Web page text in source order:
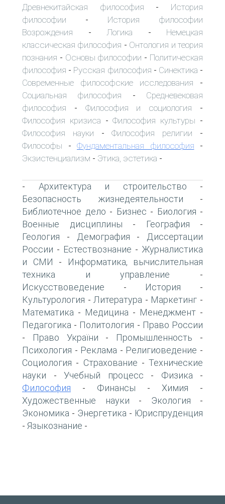
Древнекитайская философия - История
философии - История философии
Возрождения - Логика - Немецкая
классическая философия - Онтология и теория
познания - Основы философии - Политическая
философия - Русская философия - Синектика -
Современные философские исследования -
Социальная философия - Средневековая
философия - Философия и социология -
Философия кризиса -Философия культуры -
Философия науки -Философия религии -
Философы - Фундаментальная философия -
Экзистенциализм - Этика, эстетика -
- Архитектура и строительство -
Безопасность жизнедеятельности -
Библиотечное дело - Бизнес - Биология -
Военные дисциплины - География -
Геология - Демография -
Диссертации
России - Естествознание - Журналистика
и СМИ -
Информатика, вычислительная
техника и управление -
Искусствоведение - История -
Культурология - Литература - Маркетинг -
Математика - Медицина - Менеджмент -
Педагогика - Политология - Право России
- Право України - Промышленность -
Психология - Реклама - Религиоведение -
Социология - Страхование - Технические
науки - Учебный процесс - Физика -
Философия - Финансы - Химия -
Художественные науки - Экология -
Экономика - Энергетика - Юриспруденция
- Языкознание -